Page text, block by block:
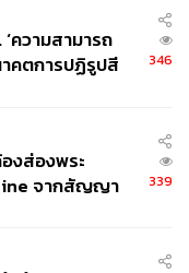
ความสามารถ
าคตการปฏิรูปสี
346
งส่องพระ
จากสัญญา
รนด์
339